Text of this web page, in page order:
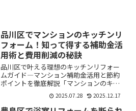
品川区でマンションのキッチンリ
フォーム！知って得する補助金活
用術と費用削減の秘訣
品川区で叶える理想のキッチンリフォー
ムガイド―マンション補助金活用と節約
ポイントを徹底解説「マンションのキッ
チンをリフォームしたいけど、費用や手
続きが不安…」「補助金って本当に使え
るの？」そんなお悩みをお持ちではあり
2025.07.28 2025.12.17